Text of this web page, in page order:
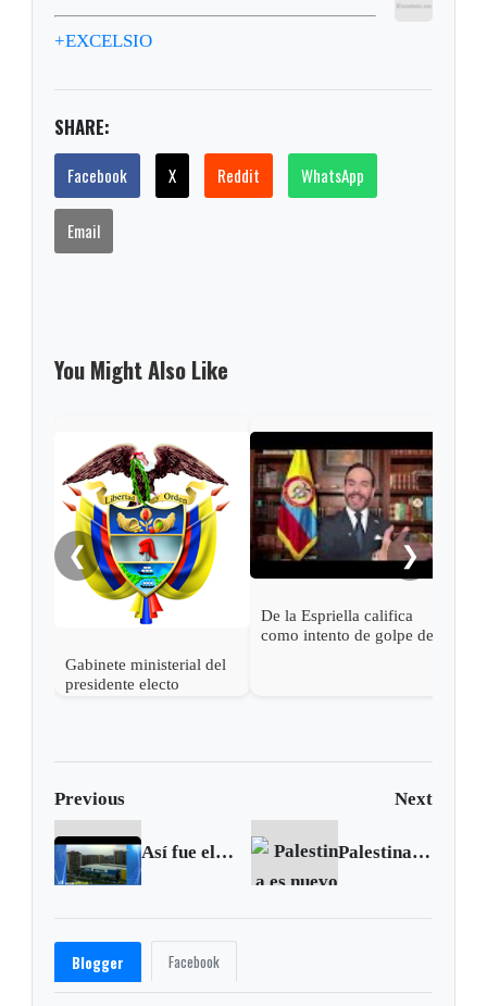
+EXCELSIO
SHARE:
Facebook X Reddit WhatsApp
Email
You Might Also Like
❮
Gabinete ministerial del
presidente electo
De la Espriella califica
como intento de golpe de
❯
Previous Next
Así fue el homicidio de un hombre y tiroteo en el norte de Bogotá Palestina es nuevo Estado miembro de la Corte Penal Internacional
Blogger Facebook